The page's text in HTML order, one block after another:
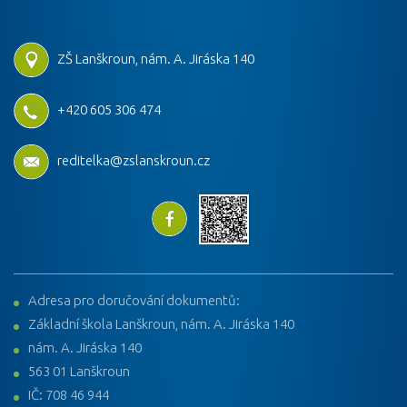
ZŠ Lanškroun, nám. A. Jiráska 140
+420 605 306 474
reditelka@zslanskroun.cz
Adresa pro doručování dokumentů:
Základní škola Lanškroun, nám. A. Jiráska 140
nám. A. Jiráska 140
563 01 Lanškroun
IČ: 708 46 944